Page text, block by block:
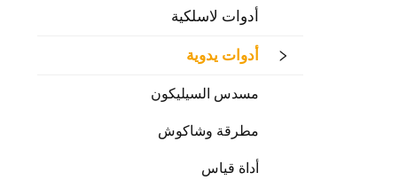
أدوات لاسلكية
أدوات يدوية
مسدس السيليكون
مطرقة وشاكوش
أداة قياس